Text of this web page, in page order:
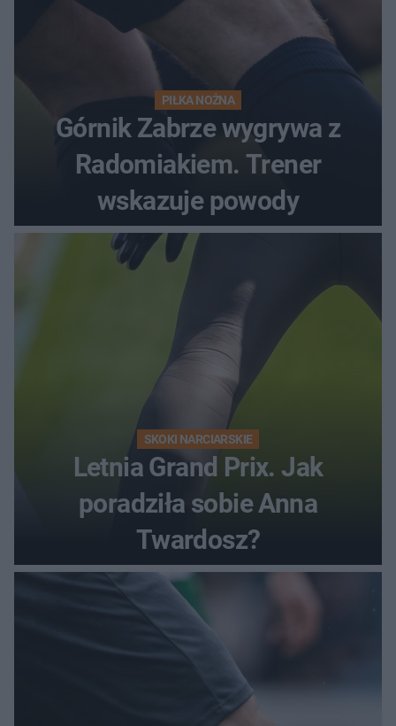
PIŁKA NOŻNA
Górnik Zabrze wygrywa z
Radomiakiem. Trener
wskazuje powody
SKOKI NARCIARSKIE
Letnia Grand Prix. Jak
poradziła sobie Anna
Twardosz?